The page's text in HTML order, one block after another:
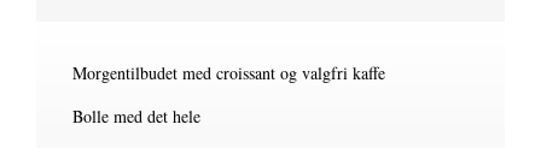
Morgentilbudet med croissant og valgfri kaffe
Bolle med det hele